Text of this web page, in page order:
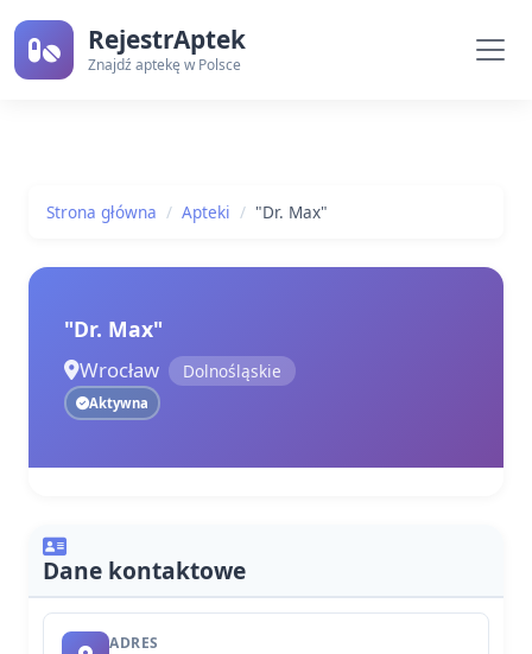
RejestrAptek
Znajdź aptekę w Polsce
Strona główna Apteki "Dr. Max"
"Dr. Max"
Wrocław Dolnośląskie
Aktywna
Dane kontaktowe
ADRES